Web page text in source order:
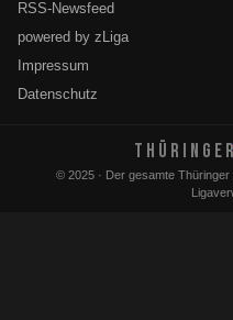
RSS-Newsfeed
powered by zLiga
Impressum
Datenschutz
THÜRINGER
© 2025 · Der gesamte